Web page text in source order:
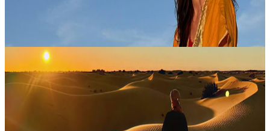
4 giorni di ritiro autentico nel deserto marocchino –
Lasciati guidare in un viaggio dell’anima attraverso il Sahara, dove